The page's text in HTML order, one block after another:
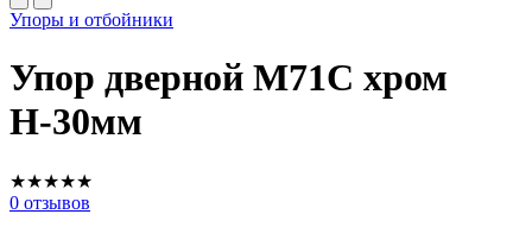
Упоры и отбойники
Упор дверной М71С хром
Н-30мм
★★★★★
0 отзывов